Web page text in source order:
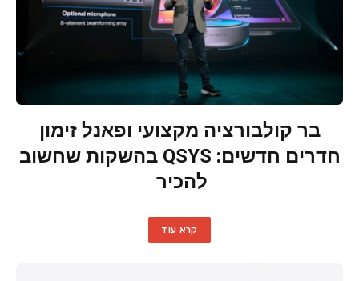
בר קולבורציה מקצועי ופאנל זימון
חדרים חדשים: QSYS בהשקות שחשוב
להכיר
קרא עוד